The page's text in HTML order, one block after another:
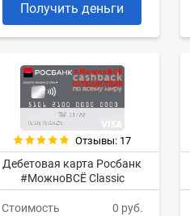
Получить деньги
Отзывы: 17
Дебетовая карта Росбанк
#МожноВСЁ Classic
Стоимость
0 руб.